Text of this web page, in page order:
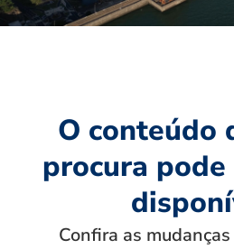
O conteúdo
procura
Confira as